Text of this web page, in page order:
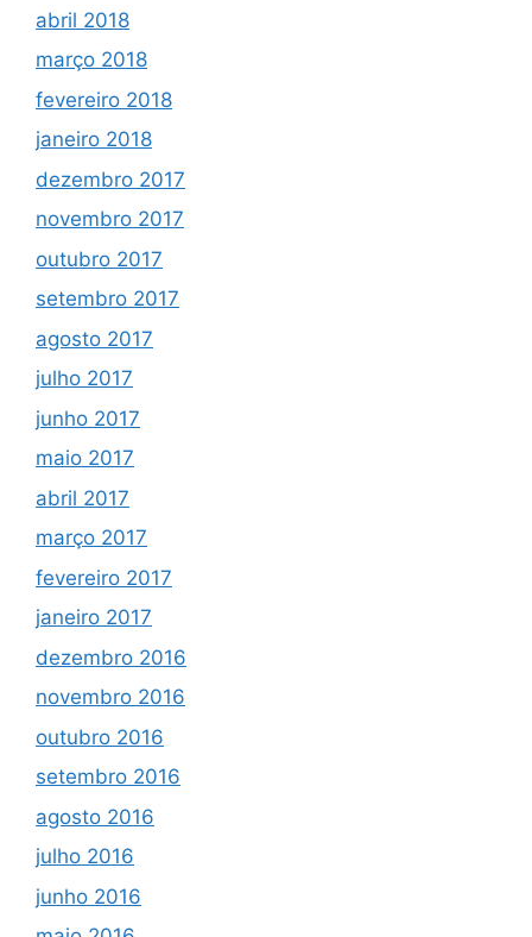
abril 2018
março 2018
fevereiro 2018
janeiro 2018
dezembro 2017
novembro 2017
outubro 2017
setembro 2017
agosto 2017
julho 2017
junho 2017
maio 2017
abril 2017
março 2017
fevereiro 2017
janeiro 2017
dezembro 2016
novembro 2016
outubro 2016
setembro 2016
agosto 2016
julho 2016
junho 2016